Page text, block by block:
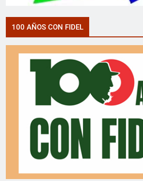
100 AÑOS CON FIDEL